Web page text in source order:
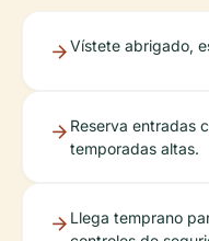
Vístete abrigado,
Reserva entradas
temporadas altas.
Llega temprano